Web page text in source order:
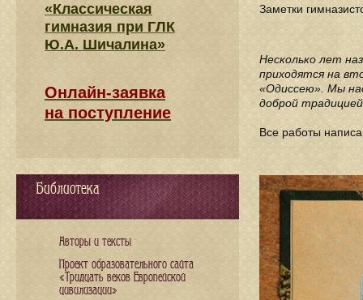
Заметки
Несколько лет
приходятся на
«Одиссею». Мы
доброй
Все работы
«Классическая
гимназия при ГЛК
Ю.А. Шичалина»
Онлайн-заявка
на поступление
Библиотека
Авторы и тексты
Проект образовательного сайта
«Тридцать веков Европейской
цивилизации»